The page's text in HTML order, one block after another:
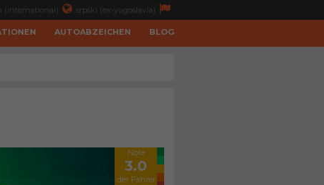
(international) srpski (ex-yugoslavia)
AUTOABZEICHEN BLOG
Note
3.0
der Fahrer